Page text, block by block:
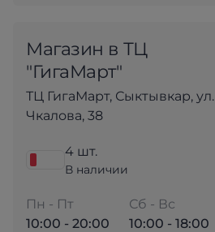
Магазин в ТЦ
"ГигаМарт"
ТЦ ГигаМарт, Сыктывкар, ул.
Чкалова, 38
4 шт.
В наличии
Пн - Пт
10:00 - 20:00
Сб - Вс
10:00 - 18:00